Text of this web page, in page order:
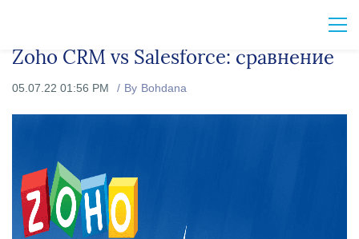
Zoho CRM vs Salesforce: сравнение
05.07.22 01:56 PM By Bohdana